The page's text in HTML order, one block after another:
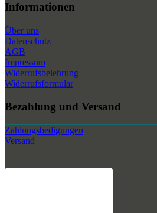
Informationen
Über uns
Datenschutz
AGB
Impressum
Widerrufsbelehrung
Widerrufsformular
Bezahlung und Versand
Zahlungsbedigungen
Versand